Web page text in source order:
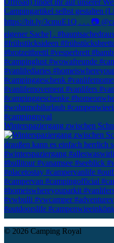
Winterspaziergang zwischen
© 2026 Camping Royal